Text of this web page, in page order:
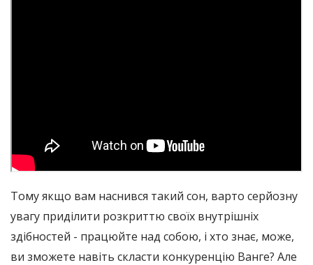
Тому якщо вам наснився такий сон, варто серйозну
увагу приділити розкриттю своїх внутрішніх
здібностей - працюйте над собою, і хто знає, може,
ви зможете навіть скласти конкуренцію Ванге? Але